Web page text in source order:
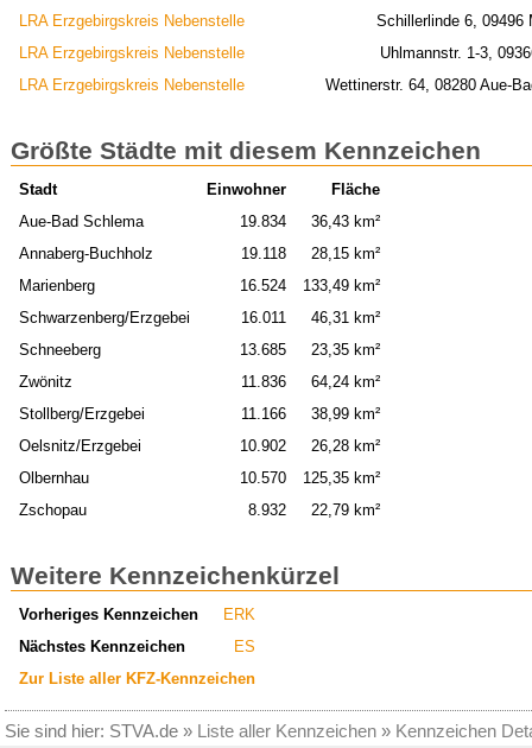
LRA Erzgebirgskreis Nebenstelle
Schillerlinde 6, 09496
LRA Erzgebirgskreis Nebenstelle
Uhlmannstr. 1-3,
LRA Erzgebirgskreis Nebenstelle
Wettinerstr. 64, 08280 Aue-
Größte Städte mit diesem Kennzeichen
Stadt Einwohner
Fläche
Aue-Bad Schlema
19.834
36,43 km²
Annaberg-Buchholz
19.118
28,15 km²
Marienberg
16.524
133,49 km²
Schwarzenberg/Erzgebei
16.011
46,31 km²
Schneeberg
13.685
23,35 km²
Zwönitz
11.836
64,24 km²
Stollberg/Erzgebei
11.166
38,99 km²
Oelsnitz/Erzgebei
10.902
26,28 km²
Olbernhau
10.570
125,35 km²
Zschopau
8.932 22,79 km²
Weitere Kennzeichenkürzel
Vorheriges Kennzeichen
ERK
Nächstes Kennzeichen
ES
Zur Liste aller KFZ-Kennzeichen
Sie sind hier: STVA.de » Liste aller Kennzeichen » Kennzeichen